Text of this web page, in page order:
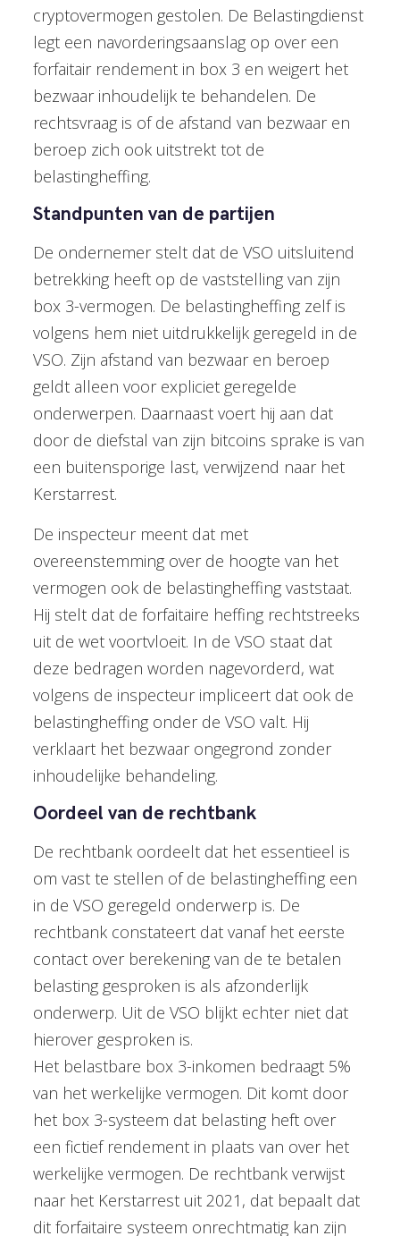
cryptovermogen gestolen. De Belastingdienst
legt een navorderingsaanslag op over een
forfaitair rendement in box 3 en weigert het
bezwaar inhoudelijk te behandelen. De
rechtsvraag is of de afstand van bezwaar en
beroep zich ook uitstrekt tot de
belastingheffing.
Standpunten van de partijen
De ondernemer stelt dat de VSO uitsluitend
betrekking heeft op de vaststelling van zijn
box 3-vermogen. De belastingheffing zelf is
volgens hem niet uitdrukkelijk geregeld in de
VSO. Zijn afstand van bezwaar en beroep
geldt alleen voor expliciet geregelde
onderwerpen. Daarnaast voert hij aan dat
door de diefstal van zijn bitcoins sprake is van
een buitensporige last, verwijzend naar het
Kerstarrest.
De inspecteur meent dat met
overeenstemming over de hoogte van het
vermogen ook de belastingheffing vaststaat.
Hij stelt dat de forfaitaire heffing rechtstreeks
uit de wet voortvloeit. In de VSO staat dat
deze bedragen worden nagevorderd, wat
volgens de inspecteur impliceert dat ook de
belastingheffing onder de VSO valt. Hij
verklaart het bezwaar ongegrond zonder
inhoudelijke behandeling.
Oordeel van de rechtbank
De rechtbank oordeelt dat het essentieel is
om vast te stellen of de belastingheffing een
in de VSO geregeld onderwerp is. De
rechtbank constateert dat vanaf het eerste
contact over berekening van de te betalen
belasting gesproken is als afzonderlijk
onderwerp. Uit de VSO blijkt echter niet dat
hierover gesproken is.
Het belastbare box 3-inkomen bedraagt 5%
van het werkelijke vermogen. Dit komt door
het box 3-systeem dat belasting heft over
een fictief rendement in plaats van over het
werkelijke vermogen. De rechtbank verwijst
naar het Kerstarrest uit 2021, dat bepaalt dat
dit forfaitaire systeem onrechtmatig kan zijn